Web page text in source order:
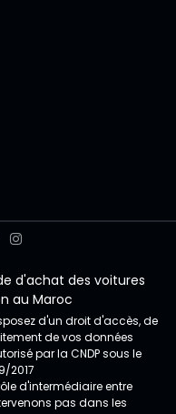
d'achat des voitures
au Maroc
d'un droit d'accès, de
de vos données
par la CNDP sous le
2017
d'intermédiaire entre
pas dans les